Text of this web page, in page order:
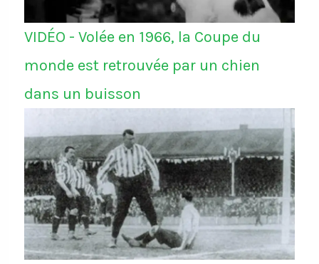
VIDÉO - Volée en 1966, la Coupe du
monde est retrouvée par un chien
dans un buisson